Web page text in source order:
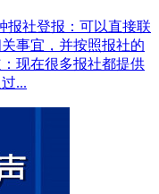
报社登报：可以直接联
事宜，并按照报社的
现在很多报社都提供
...